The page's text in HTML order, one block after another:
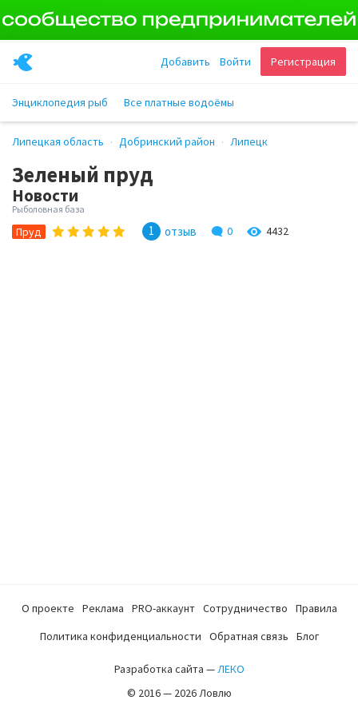
Регистрация
Войти
Добавить
Энциклопедия рыб Все платные водоёмы
Липецкая область Добринский район Липецк
Зеленый пруд
Новости
Рыболовная база
Пруд 1 отзыв 0 4432
О проекте Реклама PRO-аккаунт Сотрудничество
Правила
Политика конфиденциальности
Обратная связь Блог
Разработка сайта —ЛЕКО
© 2016 — 2026 Ловлю